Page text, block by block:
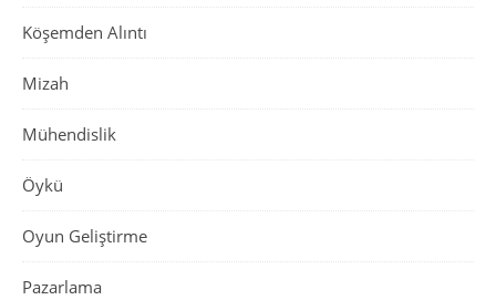
Köşemden Alıntı
Mizah
Mühendislik
Öykü
Oyun Geliştirme
Pazarlama